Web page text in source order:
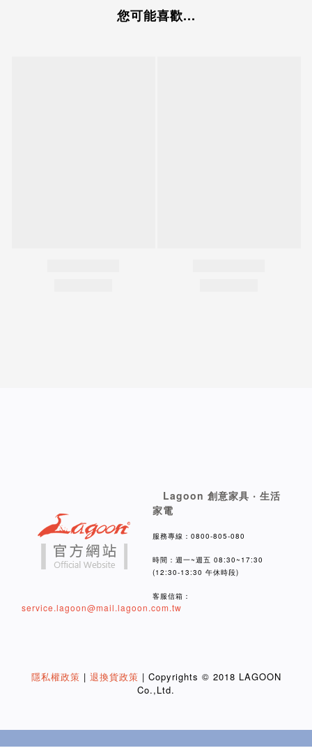
您可能喜歡...
Lagoon 創意家具 ‧ 生活
家電
服務專線：0800-805-080
時間：週一~週五 08:30~17:30
(12:30-13:30 午休時段)
客服信箱：
service.lagoon@mail.lagoon.com.tw
隱私權政策 | 退換貨政策 | Copyrights © 2018 LAGOON
Co.,Ltd.